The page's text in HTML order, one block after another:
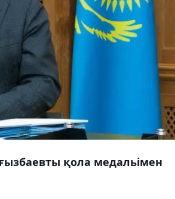
қола медальімен